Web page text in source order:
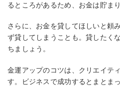
るところがあるため、お金は貯ま
さらに、お金を貸してほしいと頼
ず貸してしまうことも。貸したく
ちましょう。
金運アップのコツは、クリエイテ
す。ビジネスで成功するとまとま